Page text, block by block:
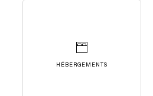
HÉBERGEMENTS